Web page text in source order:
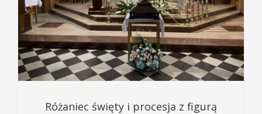
Różaniec święty i procesja z figurą